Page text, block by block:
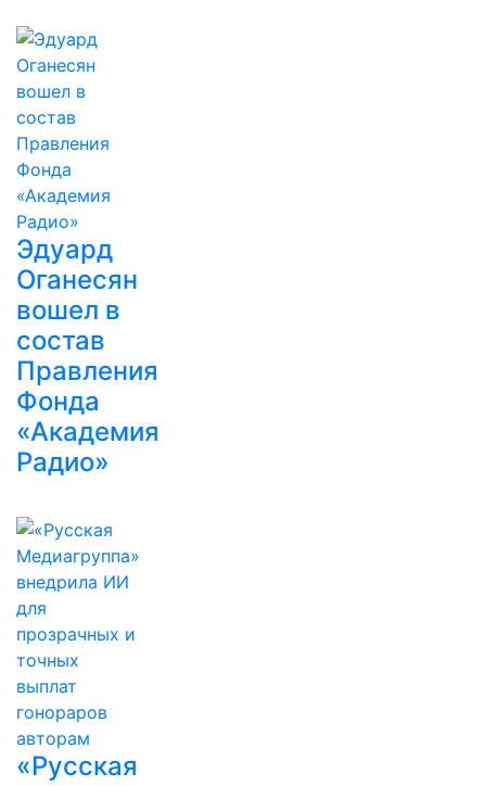
Эдуард
Оганесян
вошел в
состав
Правления
Фонда
«Академия
Радио»
«Русская